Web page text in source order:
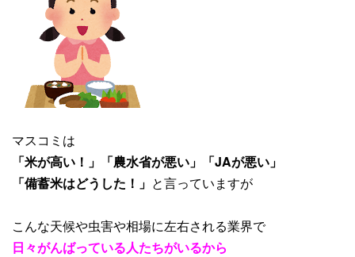
マスコミは
「米が高い！」「農水省が悪い」「JAが悪い」
「備蓄米はどうした！」 と言っていますが
こんな天候や虫害や相場に左右される業界で
日々がんばっている人たちがいるから